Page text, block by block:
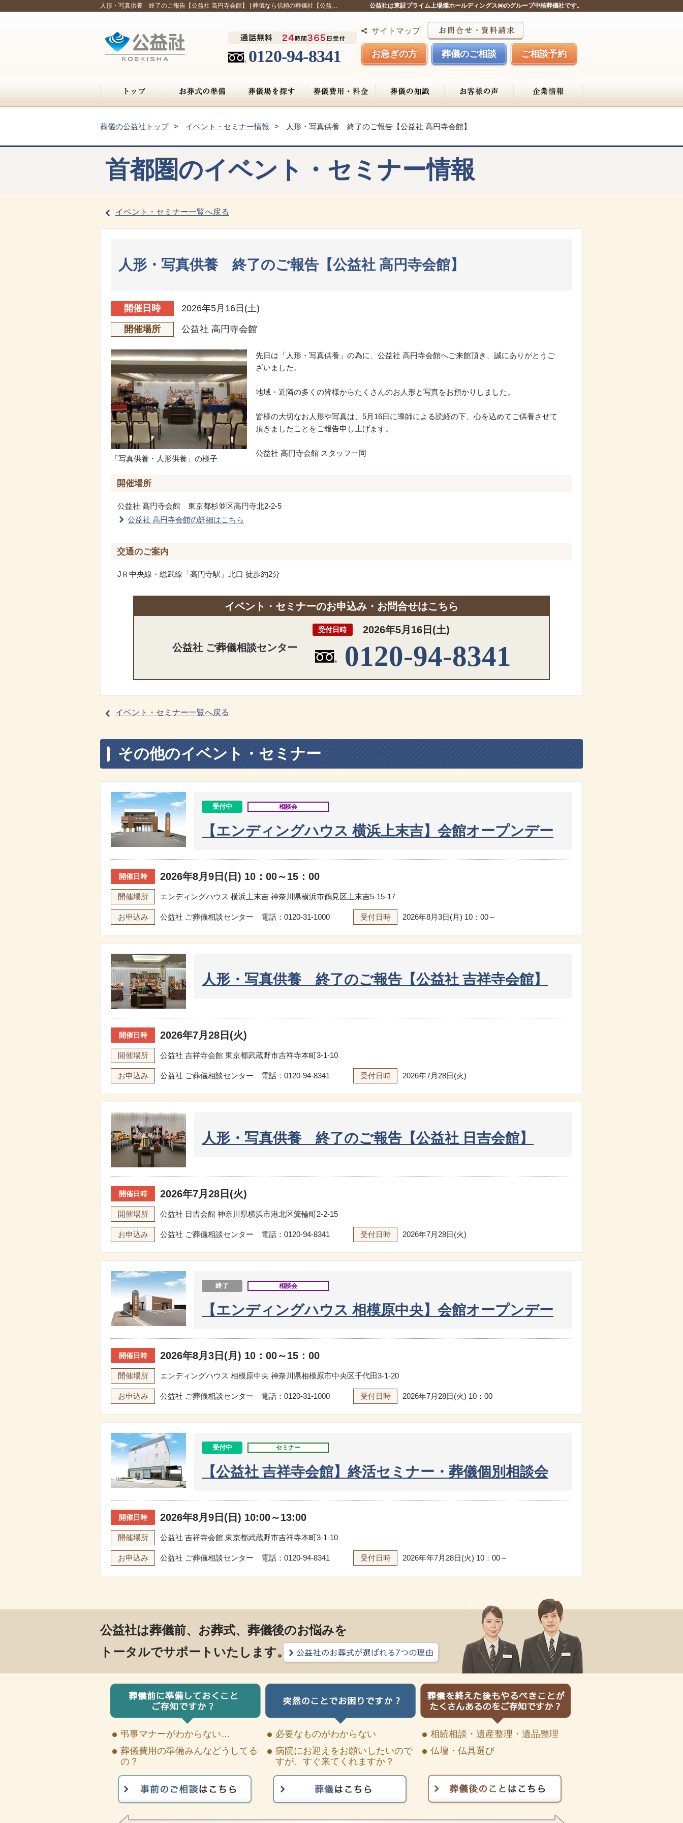
人形・写真供養 終了のご報告【公益社 高円寺会館】 | 葬儀なら信頼の葬儀社【公益… 公益社は東証プライム上場燦ホールディングス㈱のグループ中核葬儀社です。
サイトマップ
お急ぎの方 葬儀のご相談 ご相談予約
0120-94-8341
葬儀の公益社トップ イベント・セミナー情報 人形・写真供養 終了のご報告【公益社 高円寺会館】
首都圏のイベント・セミナー情報
イベント・セミナー一覧へ戻る
人形・写真供養 終了のご報告【公益社 高円寺会館】
開催日時 2026年5月16日(土)
開催場所 公益社 高円寺会館
「写真供養・人形供養」の様子
先日は「人形・写真供養」の為に、公益社 高円寺会館へご来館頂き、誠にありがとうご
ざいました。
地域・近隣の多くの皆様からたくさんのお人形と写真をお預かりしました。
皆様の大切なお人形や写真は、5月16日に導師による読経の下、心を込めてご供養させて
頂きましたことをご報告申し上げます。
公益社 高円寺会館 スタッフ一同
開催場所
公益社 高円寺会館 東京都杉並区高円寺北2-2-5
公益社 高円寺会館の詳細はこちら
交通のご案内
JＲ中央線・総武線「高円寺駅」北口 徒歩約2分
イベント・セミナーのお申込み・お問合せはこちら
公益社 ご葬儀相談センター
受付日時 2026年5月16日(土)
0120-94-8341
イベント・セミナー一覧へ戻る
その他のイベント・セミナー
受付中 相談会
【エンディングハウス 横浜上末吉】会館オープンデー
開催日時 2026年8月9日(日) 10：00～15：00
開催場所 エンディングハウス 横浜上末吉 神奈川県横浜市鶴見区上末吉5-15-17
お申込み 公益社 ご葬儀相談センター 電話： 0120-31-1000 受付日時 2026年8月3日(月) 10：00～
人形・写真供養 終了のご報告【公益社 吉祥寺会館】
開催日時 2026年7月28日(火)
開催場所 公益社 吉祥寺会館 東京都武蔵野市吉祥寺本町3-1-10
お申込み 公益社 ご葬儀相談センター 電話： 0120-94-8341 受付日時 2026年7月28日(火)
人形・写真供養 終了のご報告【公益社 日吉会館】
開催日時 2026年7月28日(火)
開催場所 公益社 日吉会館 神奈川県横浜市港北区箕輪町2-2-15
お申込み 公益社 ご葬儀相談センター 電話： 0120-94-8341 受付日時 2026年7月28日(火)
終了 相談会
【エンディングハウス 相模原中央】会館オープンデー
開催日時 2026年8月3日(月) 10：00～15：00
開催場所 エンディングハウス 相模原中央 神奈川県相模原市中央区千代田3-1-20
お申込み 公益社 ご葬儀相談センター 電話： 0120-31-1000 受付日時 2026年7月28日(火) 10：00
受付中 セミナー
【公益社 吉祥寺会館】終活セミナー・葬儀個別相談会
開催日時 2026年8月9日(日) 10:00～13:00
開催場所 公益社 吉祥寺会館 東京都武蔵野市吉祥寺本町3-1-10
お申込み 公益社 ご葬儀相談センター 電話： 0120-94-8341 受付日時 2026年年7月28日(火) 10：00～
公益社は葬儀前、お葬式、葬儀後のお悩みを
トータルでサポートいたします。
弔事マナーがわからない…
葬儀費用の準備みんなどうしてる
の？
必要なものがわからない
病院にお迎えをお願いしたいので
すが、すぐ来てくれますか？
相続相談・遺産整理・遺品整理
仏壇・仏具選び